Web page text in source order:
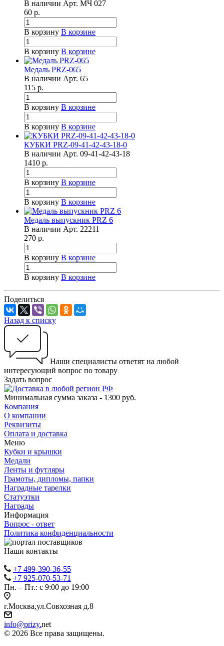
В наличии Арт. МЧ 027
60 р.
В корзину В корзине
В корзину В корзине
Медаль PRZ-065
В наличии Арт. 65
115 р.
В корзину В корзине
В корзину В корзине
КУБКИ PRZ-09-41-42-43-18-0
В наличии Арт. 09-41-42-43-18
1410 р.
В корзину В корзине
В корзину В корзине
Медаль выпускник PRZ 6
В наличии Арт. 22211
270 р.
В корзину В корзине
В корзину В корзине
Поделиться
Назад к списку
Наши специалисты ответят на любой
интересующий вопрос по товару
Задать вопрос
Минимальная сумма заказа - 1300 руб.
Компания
О компании
Реквизиты
Оплата и доставка
Меню
Кубки и крышки
Медали
Ленты и футляры
Грамоты, дипломы, папки
Наградные тарелки
Статуэтки
Награды
Информация
Вопрос - ответ
Политика конфиденциальности
Наши контакты
+7 499-390-36-55
+7 925-070-53-71
Пн. – Пт.: с 9:00 до 19:00
г.Москва,ул.Совхозная д.8
info@prizy.net
© 2026 Все права защищены.